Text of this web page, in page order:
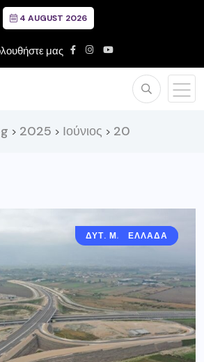
4 AUGUST 2026
μας
> 2025 > Ιούνιος > 20
ΔΥΤ. ΜΑΚΕΔΟΝΙΑ
ΕΛΛΑΔΑ